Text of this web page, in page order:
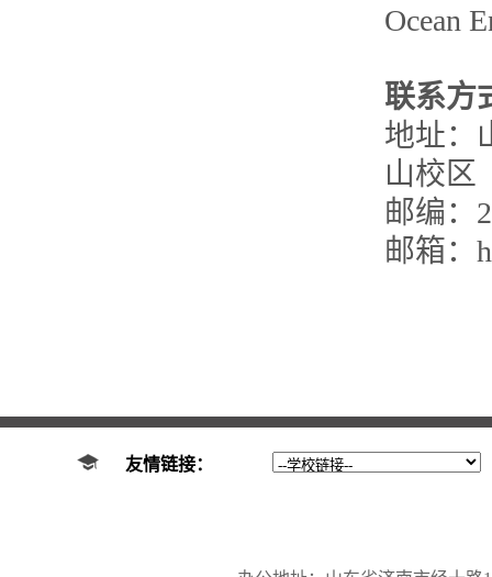
Ocean
联系方
地址：
山校区
邮编：
邮箱：
友情链接：